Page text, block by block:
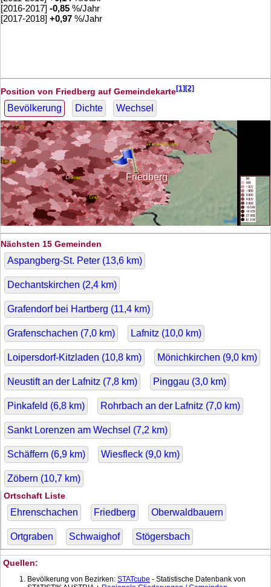
[2016-2017] -0,85 %/Jahr
[2017-2018] +0,97 %/Jahr
Position von Friedberg auf Gemeindekarte[1][2]
Bevölkerung Dichte Wechsel
Friedberg
Nächsten 15 Gemeinden
Aspangberg-St. Peter (13,6 km)
Dechantskirchen (2,4 km)
Grafendorf bei Hartberg (11,4 km)
Grafenschachen (7,0 km) Lafnitz (10,0 km)
Loipersdorf-Kitzladen (10,8 km) Mönichkirchen (9,0 km)
Neustift an der Lafnitz (7,8 km) Pinggau (3,0 km)
Pinkafeld (6,8 km) Rohrbach an der Lafnitz (7,0 km)
Sankt Lorenzen am Wechsel (7,2 km)
Schäffern (6,9 km) Wiesfleck (9,0 km)
Zöbern (10,7 km)
Ortschaft Liste
Ehrenschachen Friedberg Oberwaldbauern
Ortgraben Schwaighof Stögersbach
Quellen:
Bevölkerung von Bezirken: STATcube - Statistische Datenbank von